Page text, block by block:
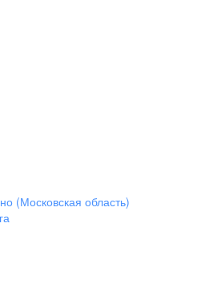
(Московская область)